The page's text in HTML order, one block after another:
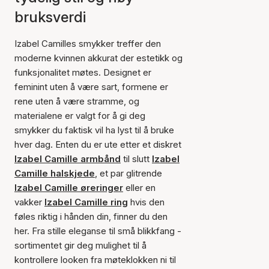
bruksverdi
Izabel Camilles smykker treffer den
moderne kvinnen akkurat der estetikk og
funksjonalitet møtes. Designet er
feminint uten å være sart, formene er
rene uten å være stramme, og
materialene er valgt for å gi deg
smykker du faktisk vil ha lyst til å bruke
hver dag. Enten du er ute etter et diskret
Izabel Camille armbånd til slutt Izabel
Camille halskjede, et par glitrende
Izabel Camille øreringer eller en
vakker Izabel Camille ring hvis den
føles riktig i hånden din, finner du den
her. Fra stille eleganse til små blikkfang -
sortimentet gir deg mulighet til å
kontrollere looken fra møteklokken ni til